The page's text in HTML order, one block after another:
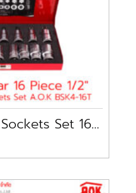
1/2″ DR Star Bit Sockets Set 16 pc A.O.K